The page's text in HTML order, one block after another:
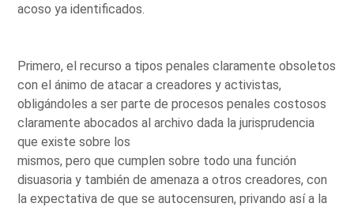
acoso ya identificados.
Primero, el recurso a tipos penales claramente obsoletos
con el ánimo de atacar a creadores y activistas,
obligándoles a ser parte de procesos penales costosos
claramente abocados al archivo dada la jurisprudencia
que existe sobre los
mismos, pero que cumplen sobre todo una función
disuasoria y también de amenaza a otros creadores, con
la expectativa de que se autocensuren, privando así a la